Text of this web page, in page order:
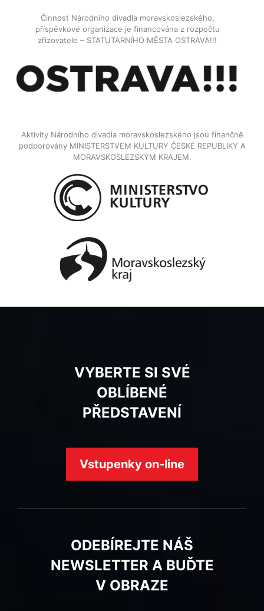
Činnost Národního divadla moravskoslezského,
příspěvkové organizace je financována z rozpočtu
zřizovatele – STATUTARNÍHO MĚSTA OSTRAVA!!!
Aktivity Národního divadla moravskoslezského jsou finančně
podporovány MINISTERSTVEM KULTURY ČESKÉ REPUBLIKY A
MORAVSKOSLEZSKÝM KRAJEM.
VYBERTE SI SVÉ
OBLÍBENÉ
PŘEDSTAVENÍ
Vstupenky on-line
ODEBÍREJTE NÁŠ
NEWSLETTER A BUĎTE
V OBRAZE